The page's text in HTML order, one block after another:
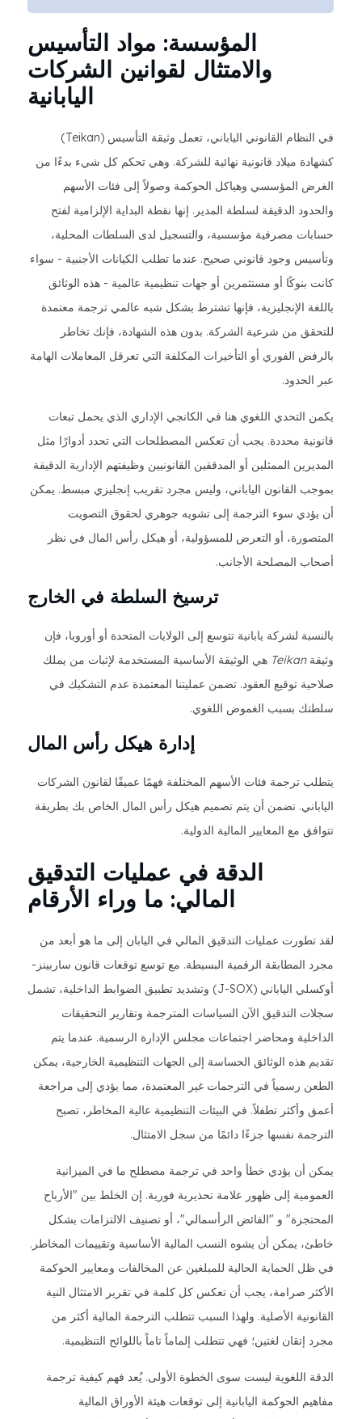
المؤسسة: مواد التأسيس
والامتثال لقوانين الشركات
اليابانية
في النظام القانوني الياباني، تعمل وثيقة التأسيس (Teikan)
كشهادة ميلاد قانونية نهائية للشركة. وهي تحكم كل شيء بدءًا من
الغرض المؤسسي وهياكل الحوكمة وصولاً إلى فئات الأسهم
والحدود الدقيقة لسلطة المدير. إنها نقطة البداية الإلزامية لفتح
حسابات مصرفية مؤسسية، والتسجيل لدى السلطات المحلية،
وتأسيس وجود قانوني صحيح. عندما تطلب الكيانات الأجنبية - سواء
كانت بنوكًا أو مستثمرين أو جهات تنظيمية عالمية - هذه الوثائق
باللغة الإنجليزية، فإنها تشترط بشكل شبه عالمي ترجمة معتمدة
للتحقق من شرعية الشركة. بدون هذه الشهادة، فإنك تخاطر
بالرفض الفوري أو التأخيرات المكلفة التي تعرقل المعاملات الهامة
عبر الحدود.
يكمن التحدي اللغوي هنا في الكانجي الإداري الذي يحمل تبعات
قانونية محددة. يجب أن تعكس المصطلحات التي تحدد أدوارًا مثل
المديرين الممثلين أو المدققين القانونيين وظيفتهم الإدارية الدقيقة
بموجب القانون الياباني، وليس مجرد تقريب إنجليزي مبسط. يمكن
أن يؤدي سوء الترجمة إلى تشويه جوهري لحقوق التصويت
المتصورة، أو التعرض للمسؤولية، أو هيكل رأس المال في نظر
أصحاب المصلحة الأجانب.
ترسيخ السلطة في الخارج
بالنسبة لشركة يابانية تتوسع إلى الولايات المتحدة أو أوروبا، فإن
وثيقة Teikan هي الوثيقة الأساسية المستخدمة لإثبات من يملك
صلاحية توقيع العقود. تضمن عمليتنا المعتمدة عدم التشكيك في
سلطتك بسبب الغموض اللغوي.
إدارة هيكل رأس المال
يتطلب ترجمة فئات الأسهم المختلفة فهمًا عميقًا لقانون الشركات
الياباني. نضمن أن يتم تصميم هيكل رأس المال الخاص بك بطريقة
تتوافق مع المعايير المالية الدولية.
الدقة في عمليات التدقيق
المالي: ما وراء الأرقام
لقد تطورت عمليات التدقيق المالي في اليابان إلى ما هو أبعد من
مجرد المطابقة الرقمية البسيطة. مع توسع توقعات قانون ساربينز-
أوكسلي الياباني (J-SOX) وتشديد تطبيق الضوابط الداخلية، تشمل
سجلات التدقيق الآن السياسات المترجمة وتقارير التحقيقات
الداخلية ومحاضر اجتماعات مجلس الإدارة الرسمية. عندما يتم
تقديم هذه الوثائق الحساسة إلى الجهات التنظيمية الخارجية، يمكن
الطعن رسمياً في الترجمات غير المعتمدة، مما يؤدي إلى مراجعة
أعمق وأكثر تطفلاً. في البيئات التنظيمية عالية المخاطر، تصبح
الترجمة نفسها جزءًا دائمًا من سجل الامتثال.
يمكن أن يؤدي خطأ واحد في ترجمة مصطلح ما في الميزانية
العمومية إلى ظهور علامة تحذيرية فورية. إن الخلط بين "الأرباح
المحتجزة" و "الفائض الرأسمالي"، أو تصنيف الالتزامات بشكل
خاطئ، يمكن أن يشوه النسب المالية الأساسية وتقييمات المخاطر.
في ظل الحماية الحالية للمبلغين عن المخالفات ومعايير الحوكمة
الأكثر صرامة، يجب أن تعكس كل كلمة في تقرير الامتثال النية
القانونية الأصلية. ولهذا السبب تتطلب الترجمة المالية أكثر من
مجرد إتقان لغتين؛ فهي تتطلب إلماماً تاماً باللوائح التنظيمية.
الدقة اللغوية ليست سوى الخطوة الأولى. يُعد فهم كيفية ترجمة
مفاهيم الحوكمة اليابانية إلى توقعات هيئة الأوراق المالية